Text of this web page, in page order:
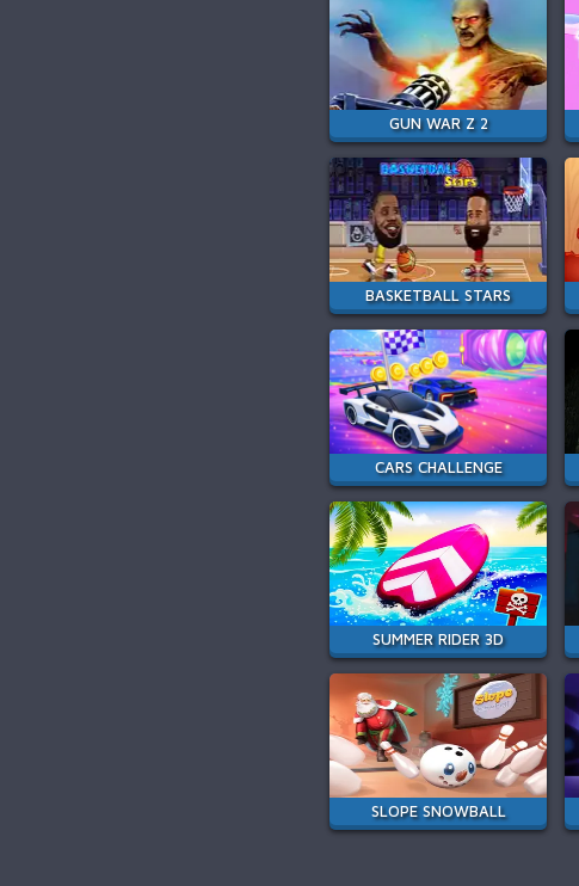
GUN WAR Z 2
BASKETBALL STARS
CARS CHALLENGE
SUMMER RIDER 3D
SLOPE SNOWBALL